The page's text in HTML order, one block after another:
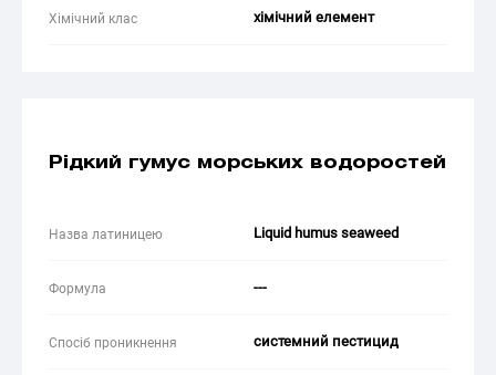
Хімічний клас хімічний елемент
Рідкий гумус морських водоростей
Назва латиницею Liquid humus seaweed
Формула ---
Спосіб проникнення системний пестицид